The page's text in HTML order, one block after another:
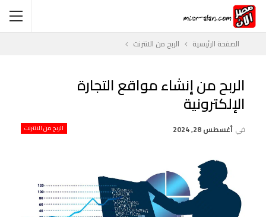
الصفحة الرئيسية الربح من الانترنت
الربح من إنشاء مواقع التجارة
الإلكترونية
الربح من الانترنت في أغسطس 28, 2024